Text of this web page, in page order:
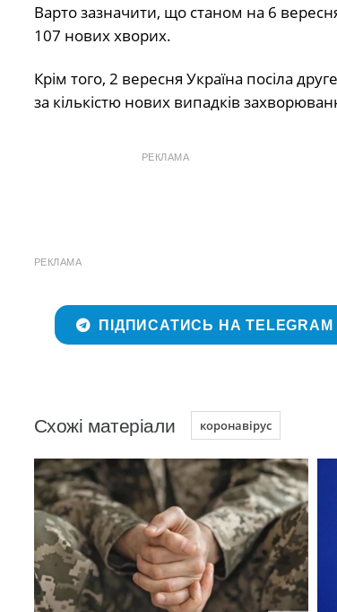
Варто зазначити, що станом на 6
107 нових хворих.
Крім того, 2 вересня Україна посіла
за кількістю нових випадків
РЕКЛАМА
РЕКЛАМА
ПІДПИСАТИСЬ НА
Схожі матеріали коронавірус